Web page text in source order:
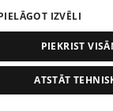
IZVĒLI
PIEKRIST
ATSTĀT